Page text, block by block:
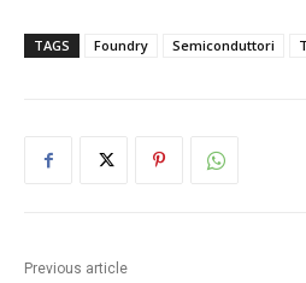
TAGS Foundry Semiconduttori
Previous article